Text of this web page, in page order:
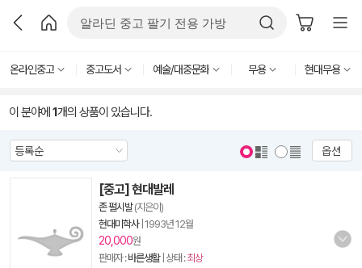
온라인중고 중고도서 예술/대중문화 무용 현대무용
이 분야에 1개의 상품이 있습니다.
옵션
[중고] 현대발레
존 펄시발(지은이)
현대미학사| 1993년 12월
20,000원
판매자 :바른생활| 상태 :최상